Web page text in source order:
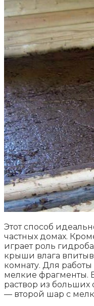
Этот способ
частных домах.
играет роль
крыши влага
комнату. Для
мелкие фрагменты.
раствор из больших
— второй шар с